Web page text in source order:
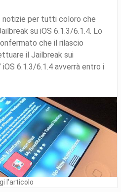
notizie per tutti coloro che
su iOS 6.1.3/6.1.4. Lo
che il rilascio
il Jailbreak sui
6.1.3/6.1.4 avverrà entro i
l'articolo